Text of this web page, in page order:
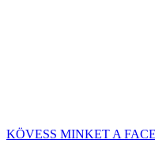
KÖVESS MINKET A